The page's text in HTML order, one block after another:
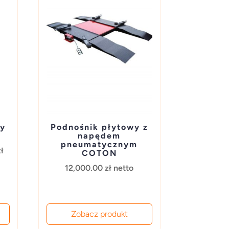
Aktualna
Podnośnik płytowy z
napędem
pneumatycznym
COTON
12,000.00zł netto
Zobacz produkt